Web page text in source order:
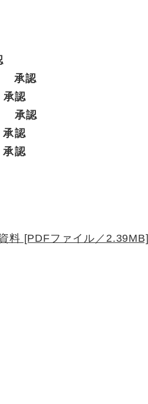
承認
認
承認
承認
承認
料 [PDFファイル／2.39MB]